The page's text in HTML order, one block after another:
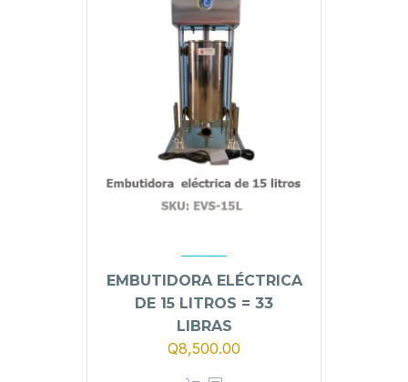
EMBUTIDORA ELÉCTRICA
DE 15 LITROS = 33
LIBRAS
Q8,500.00